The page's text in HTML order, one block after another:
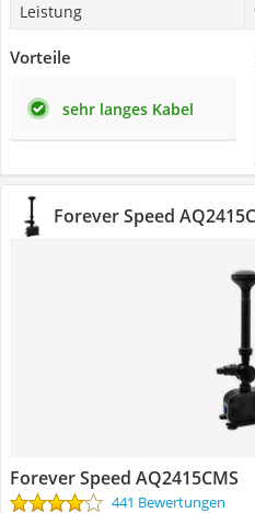
Leistung
Vorteile
sehr langes Kabel
Forever Speed
Forever Speed AQ2415CMS
441 Bewertungen